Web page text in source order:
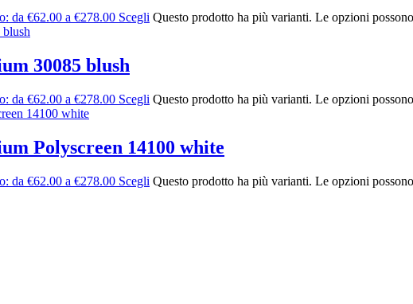
da €62.00 a €278.00 Scegli Questo prodotto ha più varianti. Le opzioni
30085 blush
da €62.00 a €278.00 Scegli Questo prodotto ha più varianti. Le opzioni
Polyscreen 14100 white
da €62.00 a €278.00 Scegli Questo prodotto ha più varianti. Le opzioni